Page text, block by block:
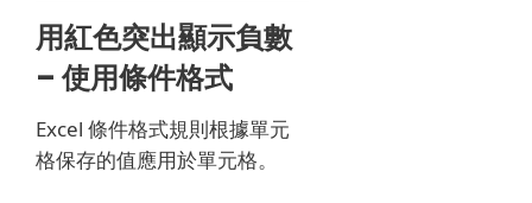
用紅色突出顯示負數
– 使用條件格式
Excel 條件格式規則根據單元
格保存的值應用於單元格。